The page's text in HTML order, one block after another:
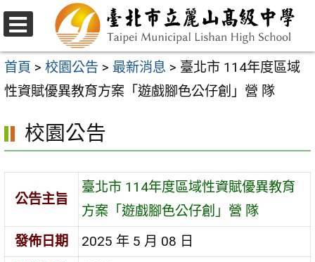
跳
至
主
要
容
區
選
單
首頁 > 校園公告 > 最新消息 > 臺北市 114年度區域
性資賦優異教育方案「遊戲腳色公仔創」營 隊
校園公告
公告主旨
臺北市 114年度區域性資賦優異教育
方案「遊戲腳色公仔創」營 隊
發佈日期
2025 年 5 月 08 日